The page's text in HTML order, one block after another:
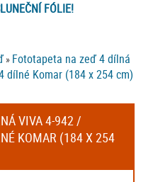
FÓLIE!
» Fototapeta na zeď 4 dílná
dílné Komar (184 x 254 cm)
VIVA 4-942 /
KOMAR (184 X 254